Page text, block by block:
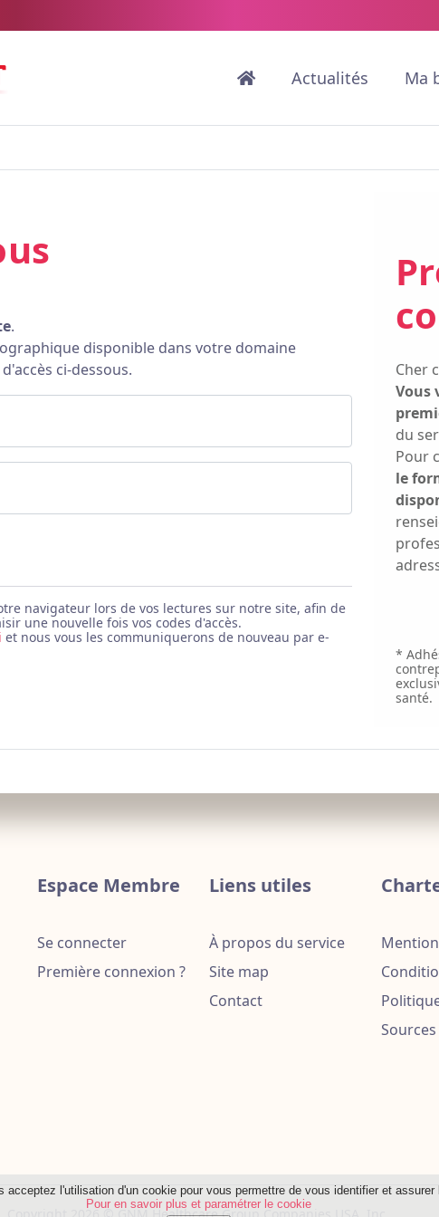
Actualités Ma
.
disponible dans votre domaine
ci-dessous.
navigateur lors de vos lectures sur notre site, afin de
une nouvelle fois vos codes d'accès.
et nous vous les communiquerons de nouveau par e-
Cher
Vous
du
Pour
le
*
santé.
Espace Membre
Se connecter
Première connexion ?
Liens utiles
À propos du service
Site map
Contact
lʹutilisation dʹun cookie pour vous permettre de vous identifier et
Pour en savoir plus et paramétrer le cookie